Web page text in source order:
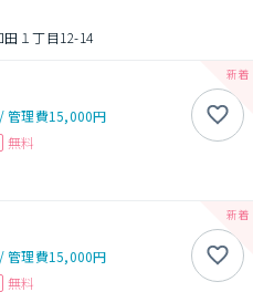
１丁目12-14
/管理費15,000円
無料
/管理費15,000円
無料